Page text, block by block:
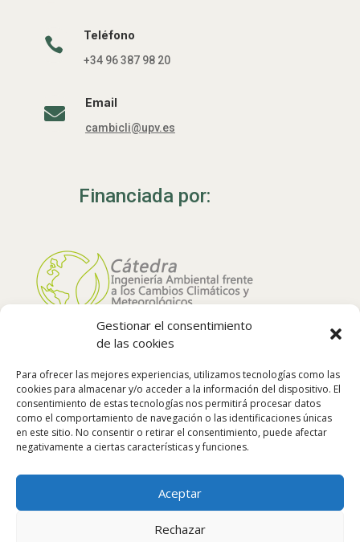
Gestionar el consentimiento
de las cookies
Para ofrecer las mejores experiencias, utilizamos tecnologías como las
cookies para almacenar y/o acceder a la información del dispositivo. El
consentimiento de estas tecnologías nos permitirá procesar datos
como el comportamiento de navegación o las identificaciones únicas
en este sitio. No consentir o retirar el consentimiento, puede afectar
negativamente a ciertas características y funciones.
Aceptar
Rechazar
 Teléfono
+34 96 387 98 20

Email
cambicli@upv.es
Financiada por:
Síguenos: